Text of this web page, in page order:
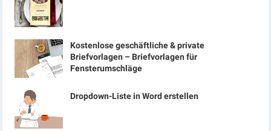
Kostenlose geschäftliche & private
Briefvorlagen – Briefvorlagen für
Fensterumschläge
Dropdown-Liste in Word erstellen